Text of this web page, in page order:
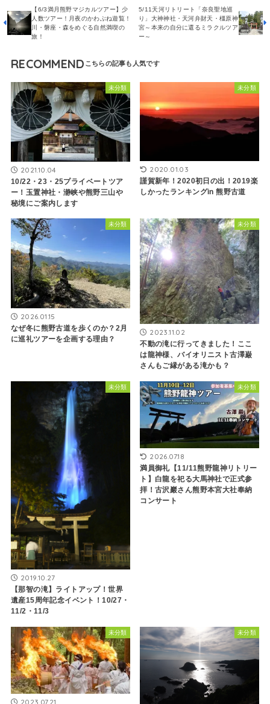
【6/3満月熊野マジカルツアー】少
人数ツアー！月夜のかわぶね遊覧！
川・磐座・森をめぐる自然満喫の
旅！
5/11天河リトリート「奈良聖地巡
り」大神神社・天河弁財天・橿原神
宮～本来の自分に還るミラクルツア
ー～
RECOMMEND
未分類
2021.10.04
10/22・23・25プライベートツア
ー！玉置神社・瀞峡や熊野三山や
秘境にご案内します
未分類
2020.01.03
謹賀新年！2020初日の出！2019楽
しかったランキングin 熊野古道
未分類
2026.01.15
なぜ冬に熊野古道を歩くのか？2月
に巡礼ツアーを企画する理由？
未分類
2023.11.02
不動の滝に行ってきました！ここ
は龍神様、バイオリニスト古澤巌
さんもご縁がある滝かも？
未分類
2019.10.27
【那智の滝】ライトアップ！世界
遺産15周年記念イベント！10/27・
11/2・11/3
未分類
2026.07.18
満員御礼【11/11熊野龍神リトリー
ト】白龍を祀る大馬神社で正式参
拝！古沢巖さん熊野本宮大社奉納
コンサート
未分類
2023.07.21
未分類